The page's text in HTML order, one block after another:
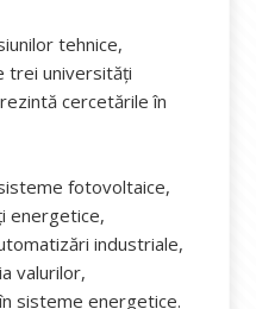
tehnice,
trei universități
cercetările în
fotovoltaice,
energetice,
industriale,
valurilor,
sisteme energetice.